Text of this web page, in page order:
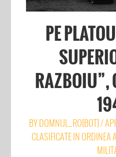
PE
RAZBOIU”,
BYDOMNUL_RO[BOT]/
CLASIFICATE IN ORDINEA